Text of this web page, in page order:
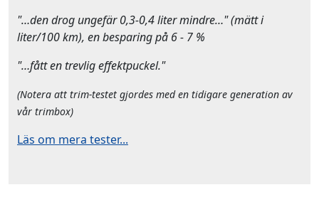
"…den drog ungefär 0,3-0,4 liter mindre…" (mätt i
liter/100 km), en besparing på 6 - 7 %
"…fått en trevlig effektpuckel."
(Notera att trim-testet gjordes med en tidigare generation av
vår trimbox)
Läs om mera tester...